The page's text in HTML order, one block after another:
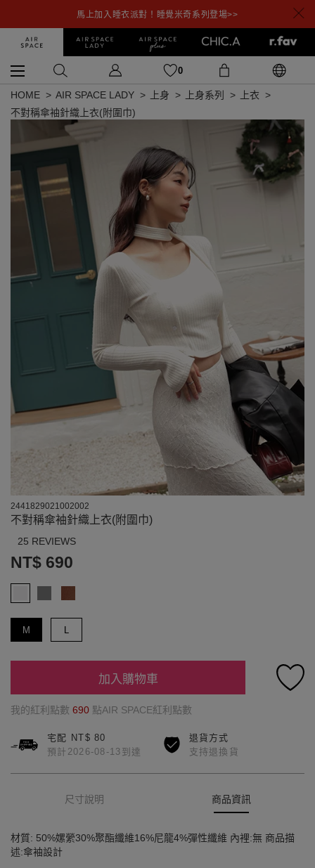
馬上加入睡衣派對！睡覺米奇系列登場>>
0
HOME AIR SPACE LADY 上身 上身系列
上衣
不對稱傘袖針織上衣(附圍巾)
2441829021002002
不對稱傘袖針織上衣(附圍巾)
25 REVIEWS
NT$ 690
M L
加入購物車
我的紅利點數 690 點AIR SPACE紅利點數
宅配 NT$ 80
預計2026-08-13到達
退貨方式
支持退換貨
尺寸說明 商品資訊
材質: 50%嫘縈30%聚酯纖維16%尼龍4%彈性纖維 內裡:無 商品描
述:傘袖設計